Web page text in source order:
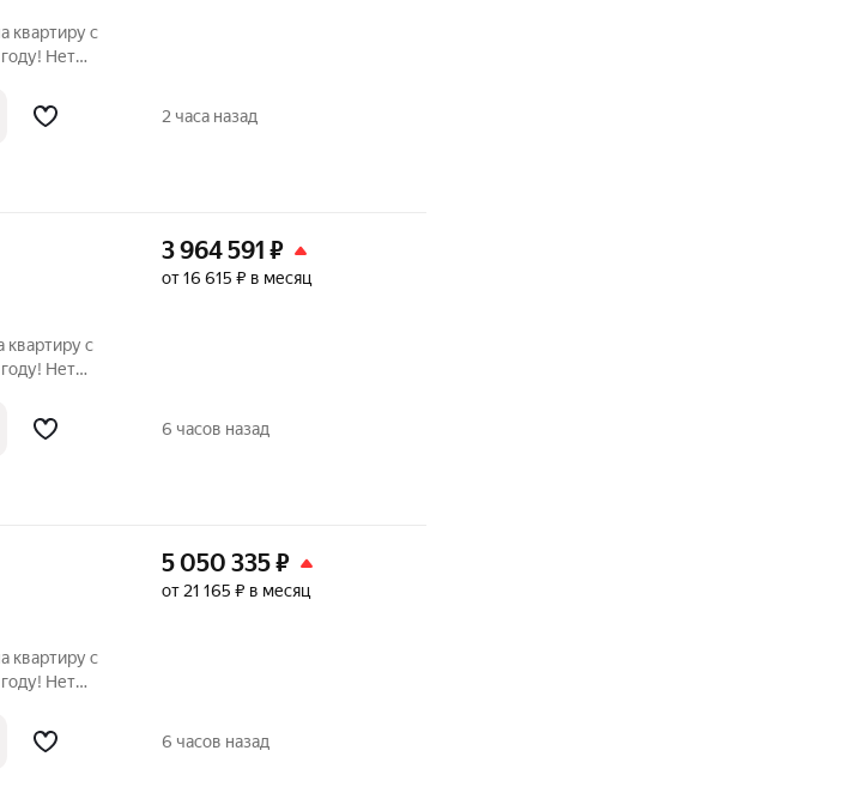
квартиру с
Перми на
2 часа назад
квартиру с
Перми на
3 964 591 ₽
от 16 615 ₽ в месяц
6 часов назад
квартиру с
Перми на
5 050 335₽
от 21 165 ₽ в месяц
6 часов назад